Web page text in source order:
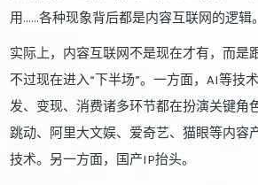
用……各种现象背后都是内容互联网的逻辑。
实际上，内容互联网不是现在才有，而是
不过现在进入“下半场”。一方面，AI等技
发、变现、消费诸多环节都在扮演关键角
跳动、阿里大文娱、爱奇艺、猫眼等内容
技术。另一方面，国产IP抬头。